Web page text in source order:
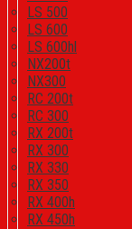
LS 500
LS 600
LS 600hl
NX200t
NX300
RC 200t
RC 300
RX 200t
RX 300
RX 330
RX 350
RX 400h
RX 450h